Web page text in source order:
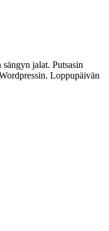
jalat. Putsasin
Loppupäivän